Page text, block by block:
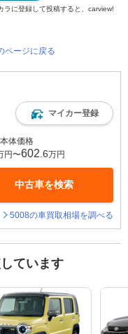
に登録して投稿すると、carview!
ページに戻る
マイカー登録
体価格
円〜602 .6万円
中古車を検索
5008の車買取相場を調べる
ています